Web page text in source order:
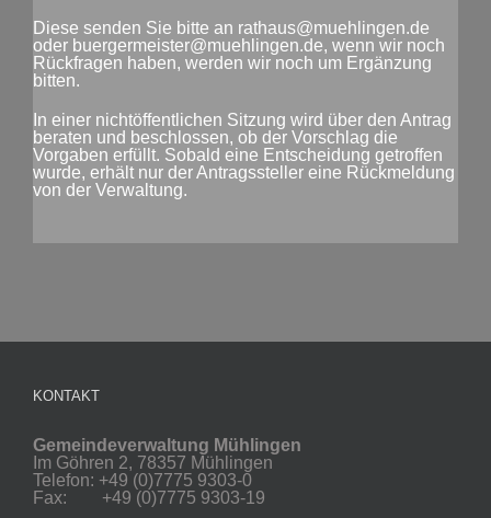
Diese senden Sie bitte an rathaus@muehlingen.de
oder buergermeister@muehlingen.de, wenn wir noch
Rückfragen haben, werden wir noch um Ergänzung
bitten.
In einer nichtöffentlichen Sitzung wird über den Antrag
beraten und beschlossen, ob der Vorschlag die
Vorgaben erfüllt. Sobald eine Entscheidung getroffen
wurde, erhält nur der Antragssteller eine Rückmeldung
von der Verwaltung.
KONTAKT
Gemeindeverwaltung Mühlingen
Im Göhren 2, 78357 Mühlingen
Telefon: +49 (0)7775 9303-0
Fax: +49 (0)7775 9303-19